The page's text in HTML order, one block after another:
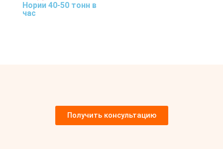
Нории 40-50 тонн в
час
Получить консультацию